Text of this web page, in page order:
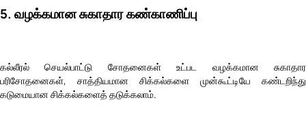
5. வழக்கமான சுகாதார கண்காணிப்பு
கல்லீரல் செயல்பாட்டு சோதனைகள் உட்பட வழக்கமான சுகாதார
பரிசோதனைகள், சாத்தியமான சிக்கல்களை முன்கூட்டியே கண்டறிந்து
கடுமையான சிக்கல்களைத் தடுக்கலாம்.